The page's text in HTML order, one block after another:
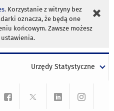
. Korzystanie z witryny bez
oznacza, że będą one
końcowym. Zawsze możesz
Urzędy Statystyczne